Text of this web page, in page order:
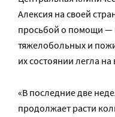
Алексия на своей
просьбой о помощи —
тяжелобольных и
их состоянии легла
«В последние две
продолжает расти